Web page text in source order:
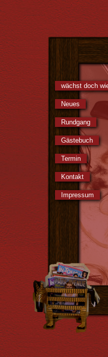
wächst doch
Neues
Rundgang
Gästebuch
Termin
Kontakt
Impressum